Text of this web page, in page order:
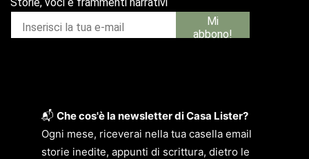
📬 Che cos'è la newsletter di Casa Lister?
Ogni mese, riceverai nella tua casella email
storie inedite, appunti di scrittura, dietro le